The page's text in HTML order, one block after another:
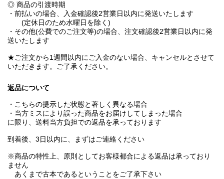
◎ 商品の引渡時期
・前払いの場合、入金確認後2営業日以内に発送いたします
(定休日のため水曜日を除く)
・その他(公費でのご注文等)の場合、注文確認後2営業日以内に発
送いたします
★ご注文から1週間以内にご入金のない場合、キャンセルとさせて
いただきます。ご了承ください。
返品について
・こちらの提示した状態と著しく異なる場合
・当方ミスにより誤った商品をお届けしてしまった場合
に限り、送料当方負担での返品を承っております
到着後、3日以内に、まずはご連絡ください
※商品の特性上、原則としてお客様都合による返品は承っており
ません
あくまで古本であるということをご了承下さい